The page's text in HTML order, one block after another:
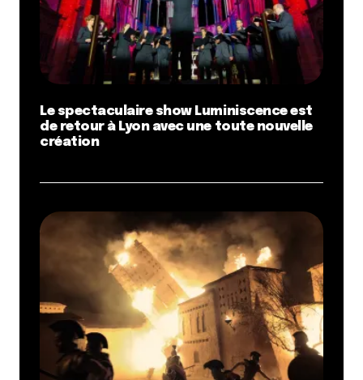
Le spectaculaire show Luminiscence est
de retour à Lyon avec une toute nouvelle
création